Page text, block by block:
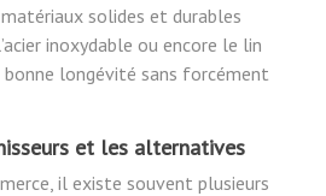
solides et durables
inoxydable ou encore le lin
longévité sans forcément
et les alternatives
il existe souvent plusieurs